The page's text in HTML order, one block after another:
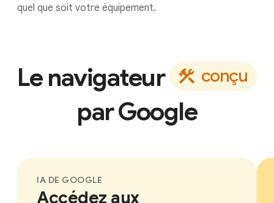
quel que soit votre équipement.
Le navigateur conçu
parGoogle
IA DE GOOGLE
Accédez aux